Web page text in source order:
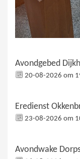
Avondgebed
20-08-2026 om
Eredienst
23-08-2026 om
Avondwake